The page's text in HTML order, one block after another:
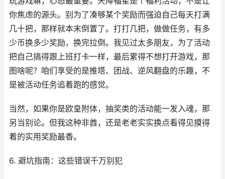
你焦虑的源头。别为了凑够某个奖励而强迫自己每天打满
几十把，那样就本末倒置了。打打几把，做做任务，有多
少币换多少奖励，换完拉倒。我见过太多朋友，为了活动
把自己搞得跟上班打卡一样，最后累得不想打开游戏，那
图啥呢？咱们享受的是推塔、团战、逆风翻盘的乐趣，不
是被活动任务追着跑的感觉。
当然，如果你是欧皇附体，抽奖类的活动能一发入魂，那
另当别论。但我这种非酋，还是老老实实换点看得见摸得
着的实用奖励最香。
6. 避坑指南：这些错误千万别犯